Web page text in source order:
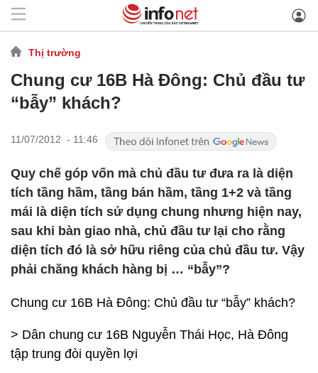
Thị trường
Chung cư 16B Hà Đông: Chủ đầu tư
“bẫy” khách?
11/07/2012 - 11:46
Quy chế góp vốn mà chủ đầu tư đưa ra là diện
tích tầng hầm, tầng bán hầm, tầng 1+2 và tầng
mái là diện tích sử dụng chung nhưng hiện nay,
sau khi bàn giao nhà, chủ đầu tư lại cho rằng
diện tích đó là sở hữu riêng của chủ đầu tư. Vậy
phải chăng khách hàng bị … “bẫy”?
Chung cư 16B Hà Đông: Chủ đầu tư “bẫy” khách?
> Dân chung cư 16B Nguyễn Thái Học, Hà Đông
tập trung đòi quyền lợi